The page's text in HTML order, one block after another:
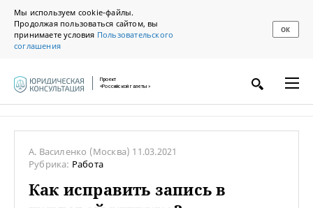
Мы используем cookie-файлы.
Продолжая пользоваться сайтом, вы
принимаете условия Пользовательского
соглашения
ОК
Проект
«Российской газеты»
А. Василенко (Москва) 11.03.2021
Рубрика: Работа
Как исправить запись в